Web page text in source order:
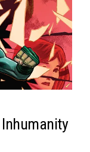
Inhumanity